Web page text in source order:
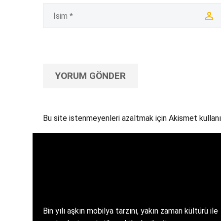
YORUM GÖNDER
Bu site istenmeyenleri azaltmak için Akismet
Bin yılı aşkın mobilya tarzını, yakın zaman kültürü ile